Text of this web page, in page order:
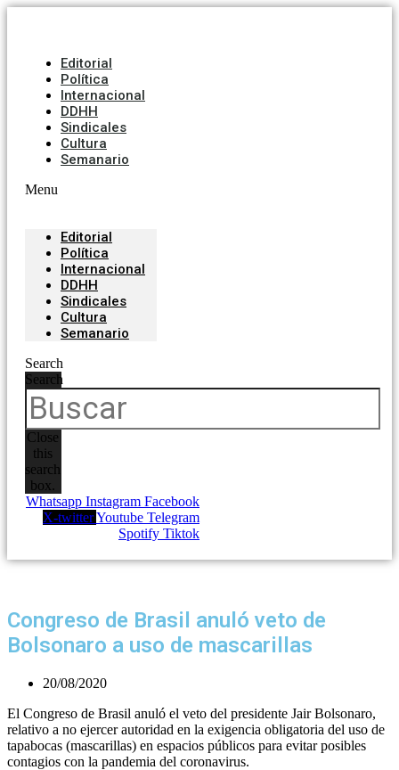
Editorial
Política
Internacional
DDHH
Sindicales
Cultura
Semanario
Menu
Editorial
Política
Internacional
DDHH
Sindicales
Cultura
Semanario
Search
Search
Close
this
search
box.
Whatsapp Instagram Facebook
X-twitterYoutube Telegram
Spotify Tiktok
Congreso de Brasil anuló veto de
Bolsonaro a uso de mascarillas
20/08/2020
El Congreso de Brasil anuló el veto del presidente Jair Bolsonaro,
relativo a no ejercer autoridad en la exigencia obligatoria del uso de
tapabocas (mascarillas) en espacios públicos para evitar posibles
contagios con la pandemia del coronavirus.